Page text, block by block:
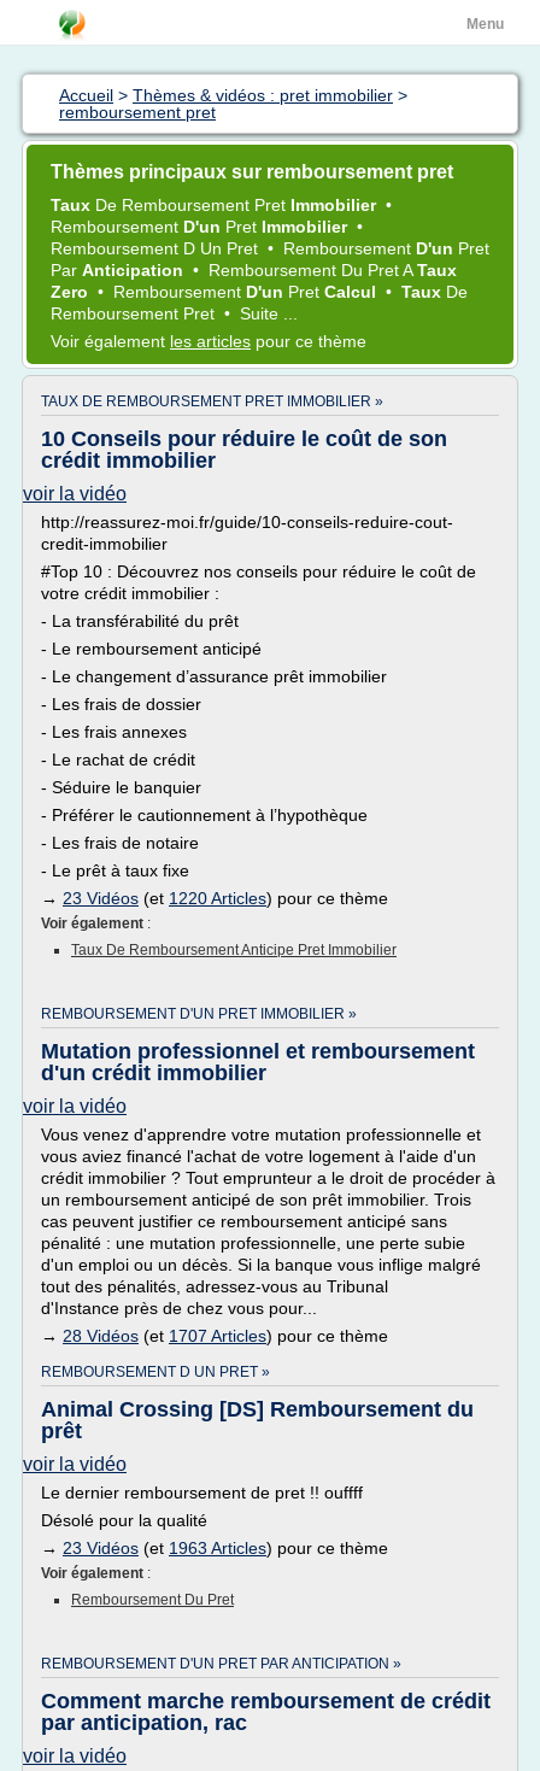
Menu
Accueil > Thèmes & vidéos : pret immobilier >
remboursement pret
Thèmes principaux sur remboursement pret
Taux De Remboursement Pret Immobilier •
Remboursement D'un Pret Immobilier •
Remboursement D Un Pret • Remboursement D'un Pret
Par Anticipation • Remboursement Du PretATaux
Zero • Remboursement D'un Pret Calcul • Taux De
Remboursement Pret • Suite ...
Voir également les articles pour ce thème
TAUX DE REMBOURSEMENT PRET IMMOBILIER »
10 Conseils pour réduire le coût de son
crédit immobilier
voir la vidéo
http://reassurez-moi.fr/guide/10-conseils-reduire-cout-
credit-immobilier
#Top 10 : Découvrez nos conseils pour réduire le coût de
votre crédit immobilier :
- La transférabilité du prêt
- Le remboursement anticipé
- Le changement d’assurance prêt immobilier
- Les frais de dossier
- Les frais annexes
- Le rachat de crédit
- Séduire le banquier
- Préférer le cautionnement à l’hypothèque
- Les frais de notaire
- Le prêt à taux fixe
→ 23 Vidéos (et 1220 Articles) pour ce thème
Voir également :
Taux De Remboursement Anticipe Pret Immobilier
REMBOURSEMENT D'UN PRET IMMOBILIER »
Mutation professionnel et remboursement
d'un crédit immobilier
voir la vidéo
Vous venez d'apprendre votre mutation professionnelle et
vous aviez financé l'achat de votre logement à l'aide d'un
crédit immobilier ? Tout emprunteur a le droit de procéder à
un remboursement anticipé de son prêt immobilier. Trois
cas peuvent justifier ce remboursement anticipé sans
pénalité : une mutation professionnelle, une perte subie
d'un emploi ou un décès. Si la banque vous inflige malgré
tout des pénalités, adressez-vous au Tribunal
d'Instance près de chez vous pour...
→ 28 Vidéos (et 1707 Articles) pour ce thème
REMBOURSEMENT D UN PRET »
Animal Crossing [DS] Remboursement du
prêt
voir la vidéo
Le dernier remboursement de pret !! ouffff
Désolé pour la qualité
→ 23 Vidéos (et 1963 Articles) pour ce thème
Voir également :
Remboursement Du Pret
REMBOURSEMENT D'UN PRET PAR ANTICIPATION »
Comment marche remboursement de crédit
par anticipation, rac
voir la vidéo